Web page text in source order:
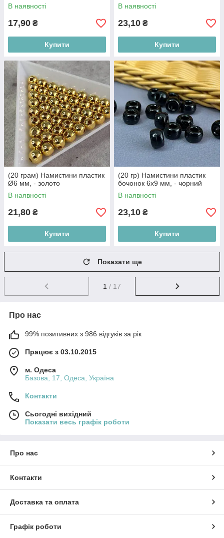
В наявності
17,90 ₴
Купити
В наявності
23,10 ₴
Купити
(20 грам) Намистини пластик
Ø6 мм, - золото
В наявності
21,80 ₴
Купити
(20 гр) Намистини пластик
бочонок 6х9 мм, - чорний
В наявності
23,10 ₴
Купити
Показати ще
1 / 17
Про нас
99% позитивних з 986 відгуків за рік
Працює з 03.10.2015
м. Одеса
Базова, 17, Одеса, Україна
Контакти
Сьогодні вихідний
Показати весь графік роботи
Про нас
Контакти
Доставка та оплата
Графік роботи